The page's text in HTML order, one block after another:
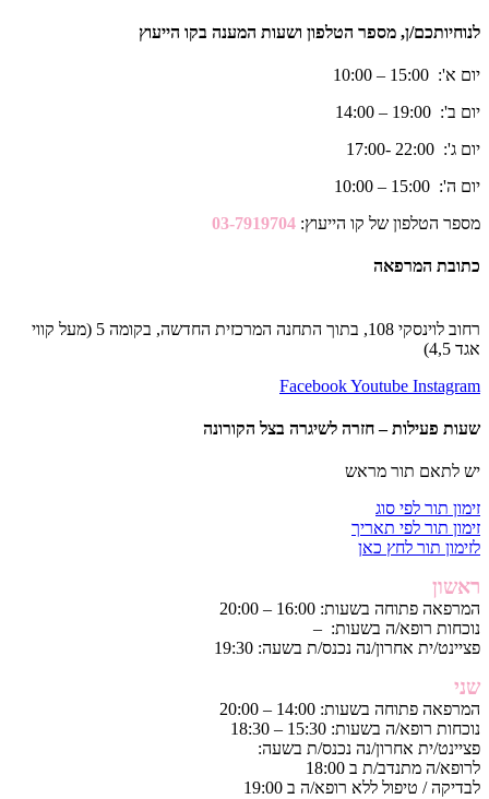
לנוחיותכם/ן, מספר הטלפון ושעות המענה בקו הייעוץ
יום א': 15:00 – 10:00
יום ב': 19:00 – 14:00
יום ג': 22:00 -17:00
יום ה': 15:00 – 10:00
מספר הטלפון של קו הייעוץ: 03-7919704
כתובת המרפאה
רחוב לוינסקי 108, בתוך התחנה המרכזית החדשה, בקומה 5 (מעל קווי
אגד 4,5)
FacebookYoutube Instagram
שעות פעילות – חזרה לשיגרה בצל הקורונה
יש לתאם תור מראש
זימון תור לפי סוג
זימון תור לפי תאריך
לזימון תור לחץ כאן
ראשון
המרפאה פתוחה בשעות: 16:00 – 20:00
נוכחות רופא/ה בשעות: –
פציינט/ית אחרון/נה נכנס/ת בשעה: 19:30
שני
המרפאה פתוחה בשעות: 14:00 – 20:00
נוכחות רופא/ה בשעות: 15:30 – 18:30
פציינט/ית אחרון/נה נכנס/ת בשעה:
לרופא/ה מתנדב/ת ב 18:00
לבדיקה / טיפול ללא רופא/ה ב 19:00